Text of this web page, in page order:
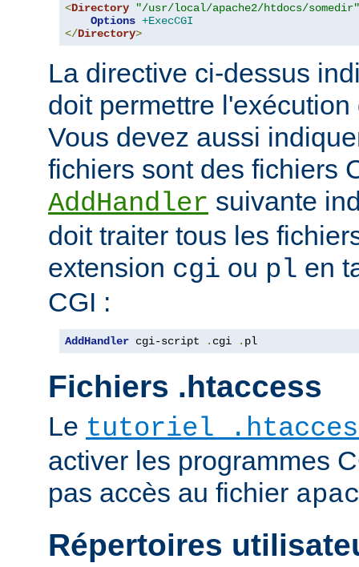
<Directory
"/usr/local/apache2/htdocs/somedir"
Options +ExecCGI
</Directory>
La directive ci-dessus
doit permettre
Vous devez aussi
fichiers sont des fichiers
AddHandler suivante
doit traiter tous les
extension cgi ou pl en
CGI :
AddHandler cgi-script . cgi . pl
Fichiers .htaccess
Le tutoriel
activer les programmes
pas accès au fichier
Répertoires